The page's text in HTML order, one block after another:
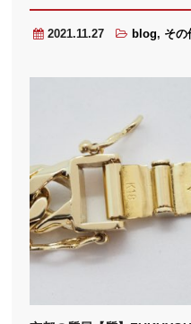
2021.11.27 blog, その